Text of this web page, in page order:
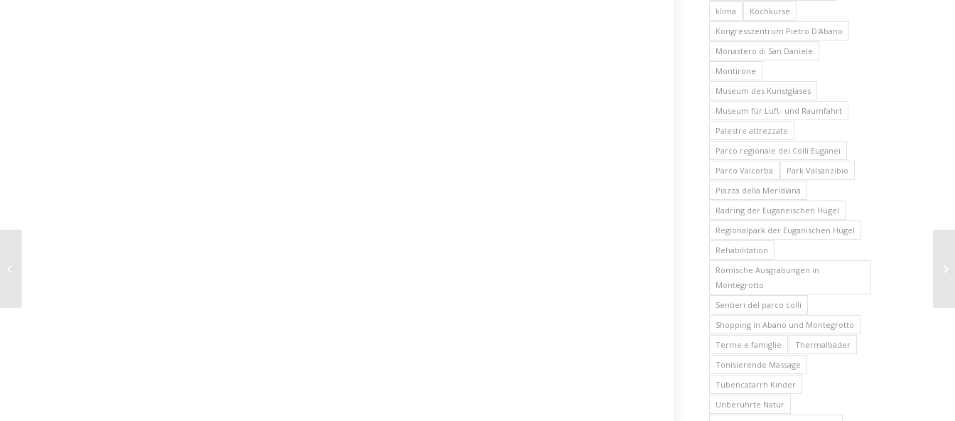
klima
Kochkurse
Kongresszentrum Pietro D'Abano
Monastero di San Daniele
Montirone
Museum des Kunstglases
Museum für Luft- und Raumfahrt
Palestre attrezzate
Parco regionale dei Colli Euganei
Parco Valcorba
Park Valsanzibio
Piazza della Meridiana
Radring der Euganeischen Hügel
Regionalpark der Euganischen Hügel
Rehabilitation
Römische Ausgrabungen in
Montegrotto
Sentieri del parco colli
Shopping in Abano und Montegrotto
Terme e famiglie
Thermalbäder
Tonisierende Massage
Tubencatarrh Kinder
Unberührte Natur